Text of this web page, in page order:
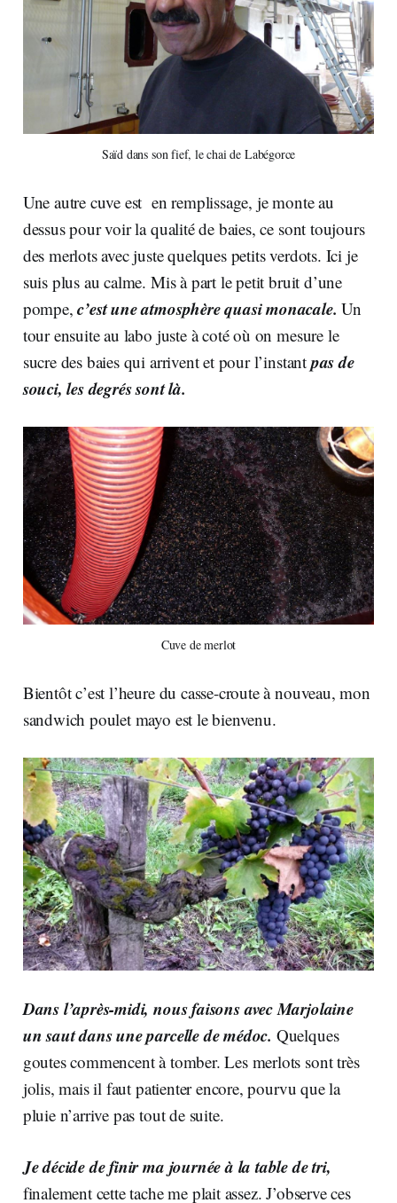
Saïd dans son fief, le chai de Labégorce
Une autre cuve est en remplissage, je monte au
dessus pour voir la qualité de baies, ce sont toujours
des merlots avec juste quelques petits verdots. Ici je
suis plus au calme. Mis à part le petit bruit d’une
pompe,c’est une atmosphère quasi monacale. Un
tour ensuite au labo juste à coté où on mesure le
sucre des baies qui arrivent et pour l’instantpas de
souci, les degrés sont là.
Cuve de merlot
Bientôt c’est l’heure du casse-croute à nouveau, mon
sandwich poulet mayo est le bienvenu.
Dans l’après-midi, nous faisons avec Marjolaine
un saut dans une parcelle de médoc. Quelques
goutes commencent à tomber. Les merlots sont très
jolis, mais il faut patienter encore, pourvu que la
pluie n’arrive pas tout de suite.
Je décide de finir ma journée à la table de tri,
finalement cette tache me plait assez. J’observe ces